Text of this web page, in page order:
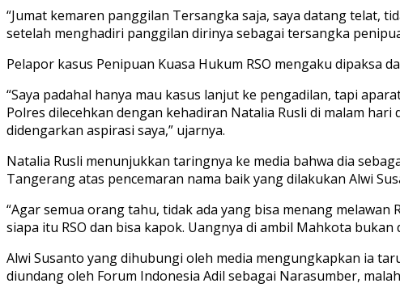
“Jumat kemaren panggilan Tersangka saja, saya datang telat,
setelah menghadiri panggilan dirinya sebagai tersangka
Pelapor kasus Penipuan Kuasa Hukum RSO mengaku dipaksa
“Saya padahal hanya mau kasus lanjut ke pengadilan, tapi
Polres dilecehkan dengan kehadiran Natalia Rusli di malam
didengarkan aspirasi saya,” ujarnya.
Natalia Rusli menunjukkan taringnya ke media bahwa dia
Tangerang atas pencemaran nama baik yang dilakukan Alwi
“Agar semua orang tahu, tidak ada yang bisa menang
siapa itu RSO dan bisa kapok. Uangnya di ambil Mahkota bukan
Alwi Susanto yang dihubungi oleh media mengungkapkan ia
diundang oleh Forum Indonesia Adil sebagai Narasumber,